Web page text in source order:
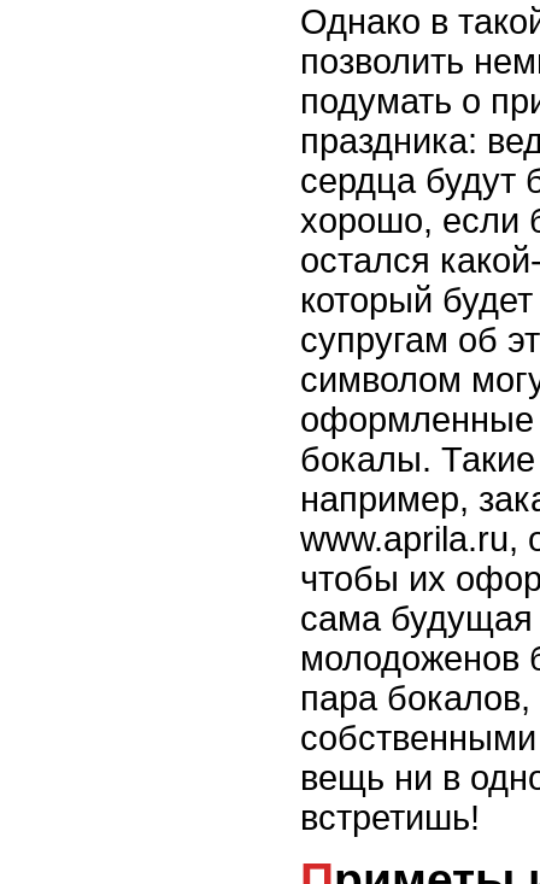
Однако в
позволить
подумать о
праздника:
сердца будут
хорошо, если
остался
который
супругам об
символом
оформленные
бокалы.
например,
www.aprila.ru,
чтобы их
сама будущая
молодоженов
пара
вещь ни в
встретишь!